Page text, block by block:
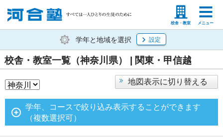
校舎・教室 メニュー
塾生の方 高等学校の先生
学年と地域を選択 設定
校舎・教室一覧（神奈川県） | 関東・甲信越
地図表示に切り替える
学年、コースで絞り込み表示することができます
（複数選択可）